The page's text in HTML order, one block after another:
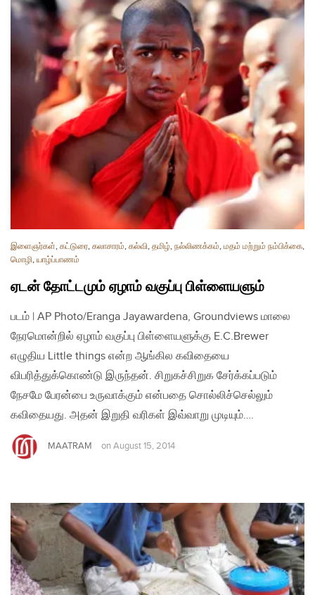
இளைஞர்கள், கட்டுரை, கலாசாரம், கல்வி, தமிழ், நல்லிணக்கம், மதம் மற்றும் நம்பிக்கை,
மொழி, யாழ்ப்பாணம்
ஏடன் தோட்டமும் ஏழாம் வகுப்பு பிள்ளையளும்
படம் | AP Photo/Eranga Jayawardena, Groundviews மாலை
நேரமொன்றில் ஏழாம் வகுப்பு பிள்ளையளுக்கு E.C.Brewer
எழுதிய Little things என்ற ஆங்கில கவிதையை
விபரித்துக்கொண்டு இருந்தன். சிறுகச்சிறுக சேர்க்கப்படும்
நேசமே பேரன்பை உருவாக்கும் என்பதை சொல்லிச்செல்லும்
கவிதையது. அதன் இறுதி வரிகள் இவ்வாறு முடியும்….
MAATRAM on August 15, 2014